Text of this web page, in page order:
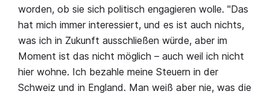
worden, ob sie sich politisch engagieren wolle. "Das
hat mich immer interessiert, und es ist auch nichts,
was ich in Zukunft ausschließen würde, aber im
Moment ist das nicht möglich – auch weil ich nicht
hier wohne. Ich bezahle meine Steuern in der
Schweiz und in England. Man weiß aber nie, was die